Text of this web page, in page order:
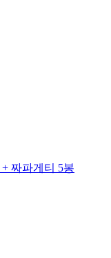
짜파게티 5봉